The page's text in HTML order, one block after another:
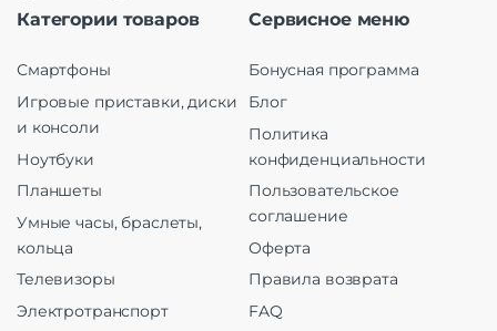
Категории товаров
Смартфоны
Игровые приставки, диски
и консоли
Ноутбуки
Планшеты
Умные часы, браслеты,
кольца
Телевизоры
Электротранспорт
Сервисное меню
Бонусная программа
Блог
Политика
конфиденциальности
Пользовательское
соглашение
Оферта
Правила возврата
FAQ